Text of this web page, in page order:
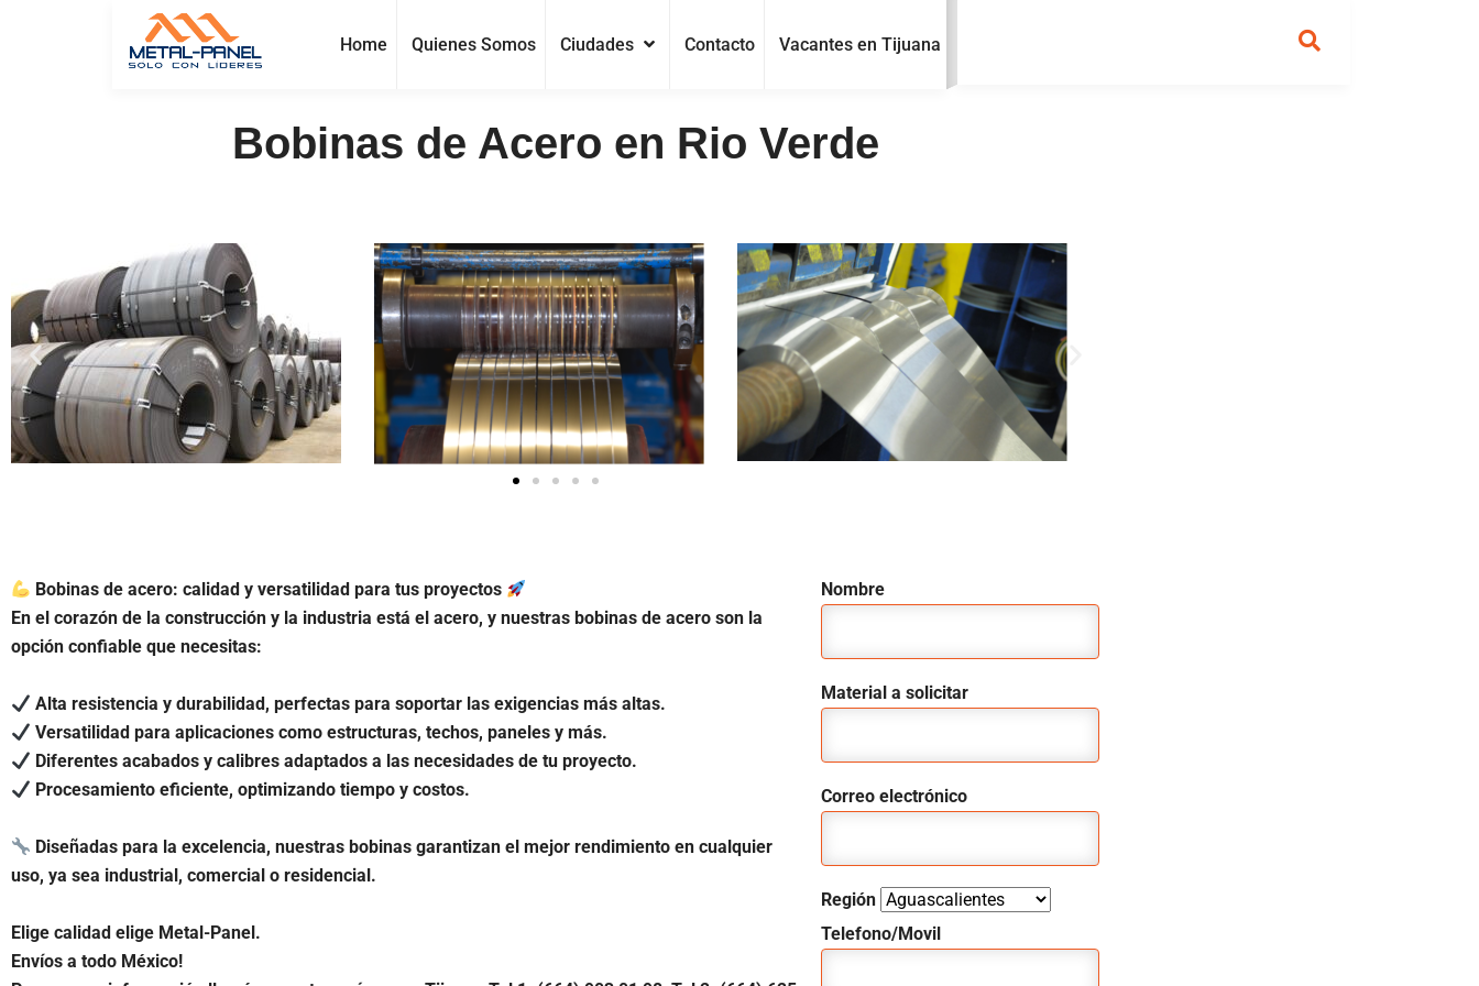
Home Quienes Somos Ciudades Contacto Vacantes en Tijuana
Bobinas de Acero en Rio Verde
Bobinas de acero: calidad y versatilidad para tus proyectos
En el corazón de la construcción y la industria está el acero, y nuestras bobinas de acero son la
opción confiable que necesitas:
Alta resistencia y durabilidad, perfectas para soportar las exigencias más altas.
Versatilidad para aplicaciones como estructuras, techos, paneles y más.
Diferentes acabados y calibres adaptados a las necesidades de tu proyecto.
Procesamiento eficiente, optimizando tiempo y costos.
Diseñadas para la excelencia, nuestras bobinas garantizan el mejor rendimiento en cualquier
uso, ya sea industrial, comercial o residencial.
Elige calidad elige Metal-Panel.
Envíos a todo México!
Nombre
Material a solicitar
Correo electrónico
Región
Telefono/Movil